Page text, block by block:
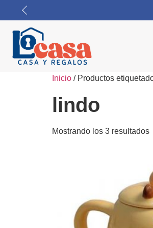
Inicio / Productos
lindo
Mostrando los 3 resultados